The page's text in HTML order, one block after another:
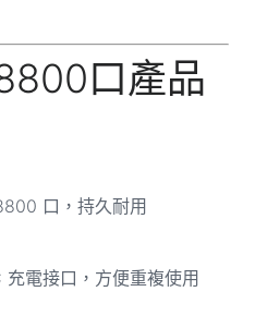
口產品
口，持久耐用
電接口，方便重複使用